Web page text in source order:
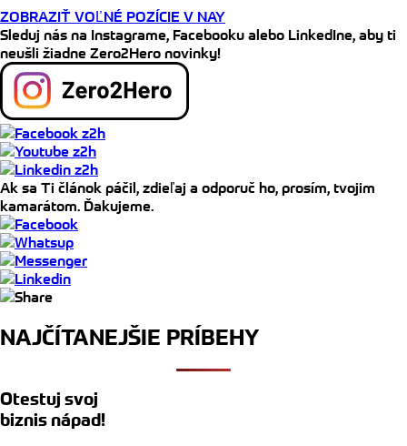
ZOBRAZIŤ VOĽNÉ POZÍCIE V NAY
Sleduj nás na Instagrame, Facebooku alebo LinkedIne, aby ti
neušli žiadne Zero2Hero novinky!
Ak sa Ti článok páčil, zdieľaj a odporuč ho, prosím, tvojim
kamarátom. Ďakujeme.
NAJČÍTANEJŠIE PRÍBEHY
Otestuj svoj
biznis nápad!